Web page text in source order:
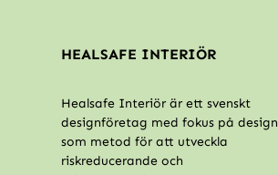
HEALSAFE INTERIÖR
Healsafe Interiör är ett svenskt
designföretag med fokus på design
som metod för att utveckla
riskreducerande och